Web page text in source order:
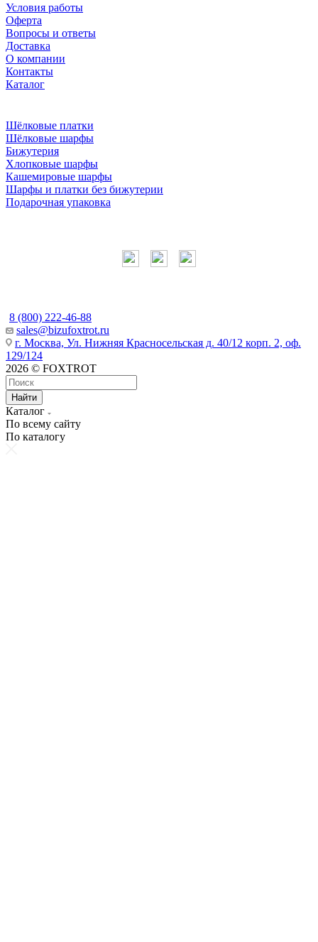
Условия работы
Оферта
Вопросы и ответы
Доставка
О компании
Контакты
Каталог
Шёлковые платки
Шёлковые шарфы
Бижутерия
Хлопковые шарфы
Кашемировые шарфы
Шарфы и платки без бижутерии
Подарочная упаковка
8 (800) 222-46-88
sales@bizufoxtrot.ru
г. Москва, Ул. Нижняя Красносельская д. 40/12 корп. 2, оф.
129/124
2026 © FOXTROT
Найти
Каталог
По всему сайту
По каталогу